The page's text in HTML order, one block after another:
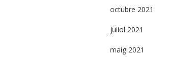
octubre 2021
juliol 2021
maig 2021